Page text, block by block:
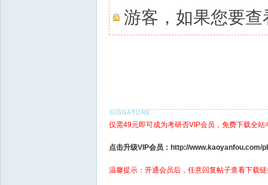
游客，如果您要
仅需49元即可成为考研否VIP会员，免费下载全站
点击升级VIP会员：http://www.kaoyanfou.com/
温馨提示：开通会员后，任意回复帖子查看下载